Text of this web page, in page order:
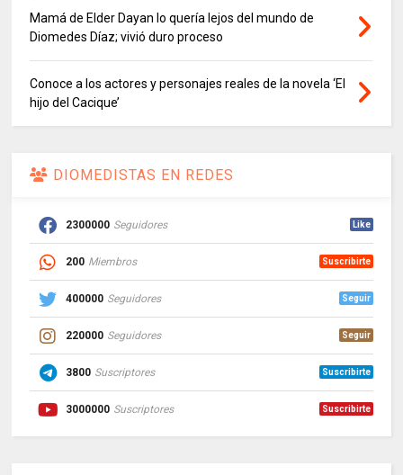
Mamá de Elder Dayan lo quería lejos del mundo de
Diomedes Díaz; vivió duro proceso
Conoce a los actores y personajes reales de la novela ‘El
hijo del Cacique’
DIOMEDISTAS EN REDES
2300000 Seguidores Like
200 Miembros Suscribirte
400000 Seguidores Seguir
220000 Seguidores Seguir
3800 Suscriptores Suscribirte
3000000 Suscriptores Suscribirte